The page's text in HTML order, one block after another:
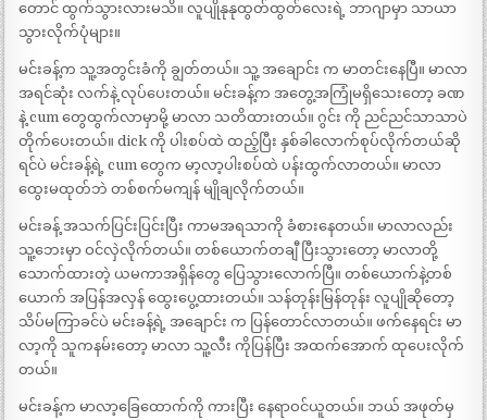
တောင် ထွက်သွားလားမသိ။ လူပျိုနုနုထွတ်ထွတ်လေးရဲ့ ဘာဂျာမှာ သာယာ
သွားလိုက်ပုံများ။
မင်းခန့်က သူ့အတွင်းခံကို ချွတ်တယ်။ သူ့ အချောင်း က မာတင်းနေပြီ။ မာလာ
အရင်ဆုံး လက်နဲ့ လုပ်ပေးတယ်။ မင်းခန့်က အတွေ့အကြုံမရှိသေးတော့ ခဏ
နဲ့ cum တွေထွက်လာမှာမို့ မာလာ သတိထားတယ်။ ဂွင်း ကို ညင်ညင်သာသာပဲ
တိုက်ပေးတယ်။ dick ကို ပါးစပ်ထဲ ထည့်ပြီး နှစ်ခါလောက်စုပ်လိုက်တယ်ဆို
ရင်ပဲ မင်းခန့်ရဲ့ cum တွေက မာ့လာ့ပါးစပ်ထဲ ပန်းထွက်လာတယ်။ မာလာ
ထွေးမထုတ်ဘဲ တစ်စက်မကျန် မျိုချလိုက်တယ်။
မင်းခန့် အသက်ပြင်းပြင်းပြီး ကာမအရသာကို ခံစားနေတယ်။ မာလာလည်း
သူ့ဘေးမှာ ဝင်လှဲလိုက်တယ်။ တစ်ယောက်တချီ ပြီးသွားတော့ မာလာတို့
သောက်ထားတဲ့ ယမကာအရှိန်တွေ ပြေသွားလောက်ပြီ။ တစ်ယောက်နဲ့တစ်
ယောက် အပြန်အလှန် ထွေးပွေ့ထားတယ်။ သန်တုန်းမြန်တုန်း လူပျိုဆိုတော့
သိပ်မကြာခင်ပဲ မင်းခန့်ရဲ့ အချောင်း က ပြန်တောင်လာတယ်။ ဖက်နေရင်း မာ
လာ့ကို သူကနမ်းတော့ မာလာ သူ့လီး ကိုပြန်ပြီး အထက်အောက် ထုပေးလိုက်
တယ်။
မင်းခန့်က မာလာ့ခြေထောက်ကို ကားပြီး နေရာဝင်ယူတယ်။ ဘယ် အဖုတ်မှ